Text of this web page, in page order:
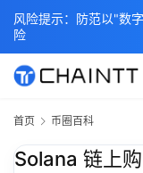
首页 币圈百科
Solana 链上
风险提示：防范以"数
险